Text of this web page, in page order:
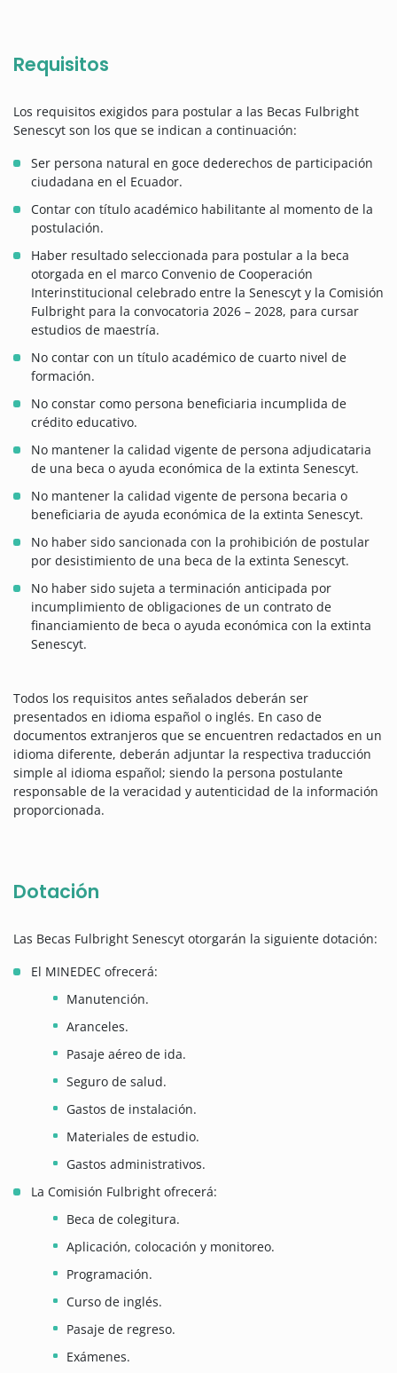
Requisitos
Los requisitos exigidos para postular a las Becas Fulbright
Senescyt son los que se indican a continuación:
Ser persona natural en goce dederechos de participación
ciudadana en el Ecuador.
Contar con título académico habilitante al momento de la
postulación.
Haber resultado seleccionada para postular a la beca
otorgada en el marco Convenio de Cooperación
Interinstitucional celebrado entre la Senescyt y la Comisión
Fulbright para la convocatoria 2026 – 2028, para cursar
estudios de maestría.
No contar con un título académico de cuarto nivel de
formación.
No constar como persona beneficiaria incumplida de
crédito educativo.
No mantener la calidad vigente de persona adjudicataria
de una beca o ayuda económica de la extinta Senescyt.
No mantener la calidad vigente de persona becaria o
beneficiaria de ayuda económica de la extinta Senescyt.
No haber sido sancionada con la prohibición de postular
por desistimiento de una beca de la extinta Senescyt.
No haber sido sujeta a terminación anticipada por
incumplimiento de obligaciones de un contrato de
financiamiento de beca o ayuda económica con la extinta
Senescyt.
Todos los requisitos antes señalados deberán ser
presentados en idioma español o inglés. En caso de
documentos extranjeros que se encuentren redactados en un
idioma diferente, deberán adjuntar la respectiva traducción
simple al idioma español; siendo la persona postulante
responsable de la veracidad y autenticidad de la información
proporcionada.
Dotación
Las Becas Fulbright Senescyt otorgarán la siguiente dotación:
El MINEDEC ofrecerá:
Manutención.
Aranceles.
Pasaje aéreo de ida.
Seguro de salud.
Gastos de instalación.
Materiales de estudio.
Gastos administrativos.
La Comisión Fulbright ofrecerá:
Beca de colegitura.
Aplicación, colocación y monitoreo.
Programación.
Curso de inglés.
Pasaje de regreso.
Exámenes.